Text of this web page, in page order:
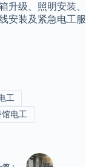
升级、照明安装、
安装及紧急电工服
工
馆电工